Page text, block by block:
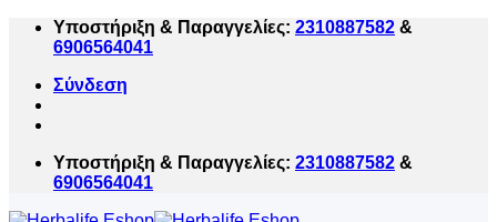
ΜετάβασηΥποστήριξη & Παραγγελίες: 2310887582 &
6906564041
Σύνδεση
Υποστήριξη & Παραγγελίες: 2310887582 &
6906564041